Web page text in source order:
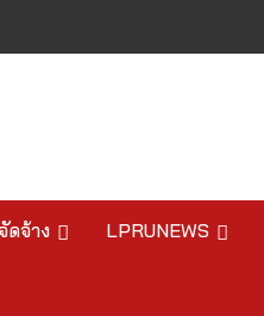
ดจ้าง LPRUNEWS